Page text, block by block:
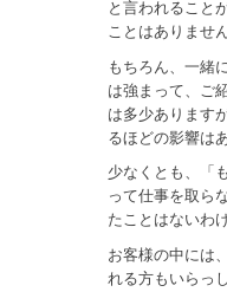
と言われること
ことはありません
もちろん、一緒
は強まって、ご
は多少あります
るほどの影響は
少なくとも、「
って仕事を取ら
たことはないわ
お客様の中には
れる方もいらっ